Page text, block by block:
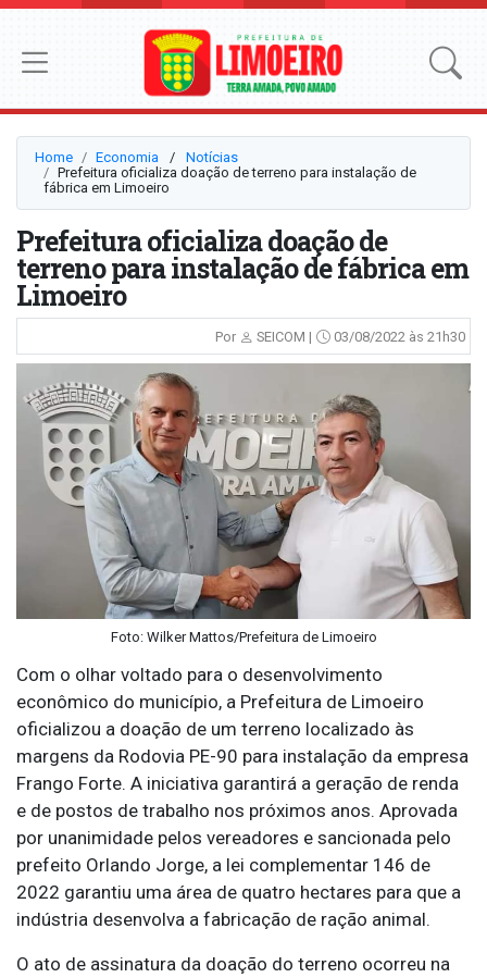
Home Economia ⠀/⠀ Notícias
Prefeitura oficializa doação de terreno para instalação de
fábrica em Limoeiro
Prefeitura oficializa doação de
terreno para instalação de fábrica em
Limoeiro
Por SEICOM | 03/08/2022 às 21h30
Foto: Wilker Mattos/Prefeitura de Limoeiro
Com o olhar voltado para o desenvolvimento
econômico do município, a Prefeitura de Limoeiro
oficializou a doação de um terreno localizado às
margens da Rodovia PE-90 para instalação da empresa
Frango Forte. A iniciativa garantirá a geração de renda
e de postos de trabalho nos próximos anos. Aprovada
por unanimidade pelos vereadores e sancionada pelo
prefeito Orlando Jorge, a lei complementar 146 de
2022 garantiu uma área de quatro hectares para que a
indústria desenvolva a fabricação de ração animal.
O ato de assinatura da doação do terreno ocorreu na